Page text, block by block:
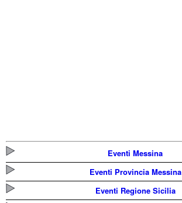
Eventi Messina
Eventi Provincia Messina
Eventi Regione Sicilia